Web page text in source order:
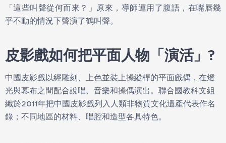
「這些叫聲從何而來？」原來，導師運用了腹語，在嘴唇幾
乎不動的情況下聲演了鶴叫聲。
皮影戲如何把平面人物「演活」?
中國皮影戲以經雕刻、上色並裝上操縱桿的平面戲偶，在燈
光與幕布之間配合說唱、音樂和操偶演出。聯合國教科文組
織於2011年把中國皮影戲列入人類非物質文化遺產代表作名
錄；不同地區的材料、唱腔和造型各具特色。